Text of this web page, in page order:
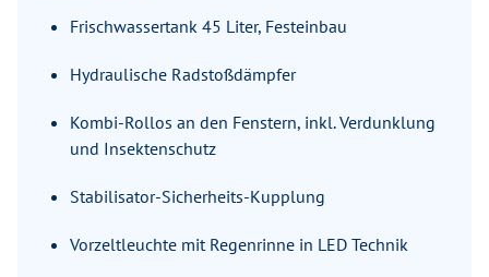
Frischwassertank 45 Liter, Festeinbau
Hydraulische Radstoßdämpfer
Kombi-Rollos an den Fenstern, inkl. Verdunklung
und Insektenschutz
Stabilisator-Sicherheits-Kupplung
Vorzeltleuchte mit Regenrinne in LED Technik